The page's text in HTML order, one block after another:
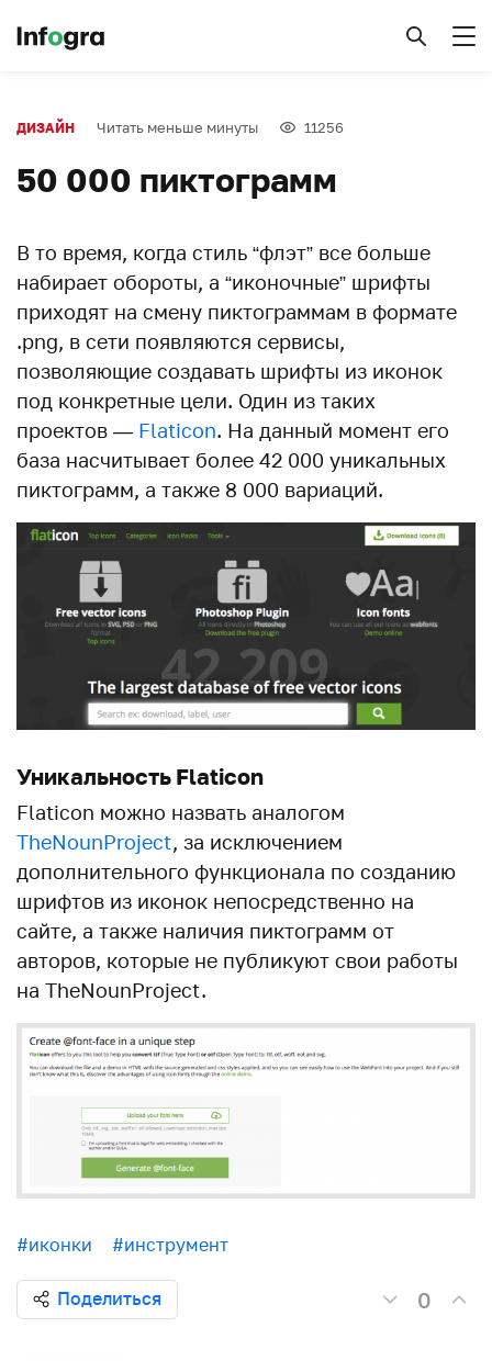
ДИЗАЙН Читать меньше минуты 11256
50 000 пиктограмм
В то время, когда стиль “флэт” все больше
набирает обороты, а “иконочные” шрифты
приходят на смену пиктограммам в формате
.png, в сети появляются сервисы,
позволяющие создавать шрифты из иконок
под конкретные цели. Один из таких
проектов — Flaticon. На данный момент его
база насчитывает более 42 000 уникальных
пиктограмм, а также 8 000 вариаций.
Уникальность Flaticon
Flaticon можно назвать аналогом
TheNounProject, за исключением
дополнительного функционала по созданию
шрифтов из иконок непосредственно на
сайте, а также наличия пиктограмм от
авторов, которые не публикуют свои работы
на TheNounProject.
#иконки #инструмент
Поделиться 0